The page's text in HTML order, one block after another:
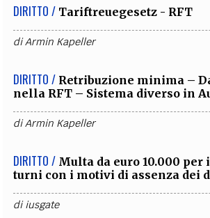
DIRITTO / Tariftreuegesetz - RFT
diArmin Kapeller
DIRITTO / Retribuzione minima –
nella RFT – Sistema diverso in
diArmin Kapeller
DIRITTO / Multa da euro 10.000
turni con i motivi di assenza dei
diiusgate